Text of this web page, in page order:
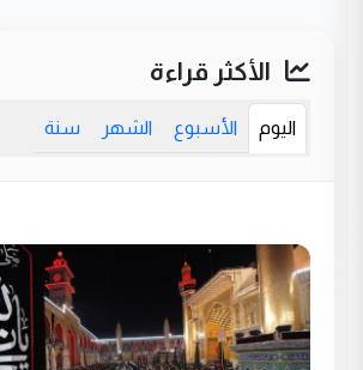
الأكثر قراءة
اليوم الأسبوع الشهر سنة